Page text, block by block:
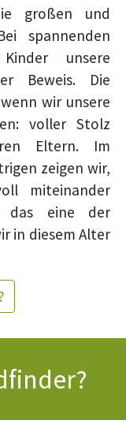
großen und
spannenden
unsere
Beweis. Die
wir unsere
voller Stolz
Eltern. Im
zeigen wir,
miteinander
das eine der
in diesem Alter